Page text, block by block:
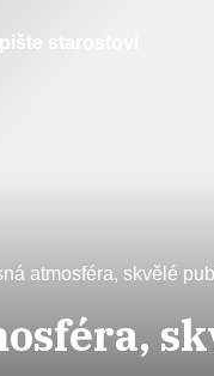
starostovi
atmosféra, skvělé